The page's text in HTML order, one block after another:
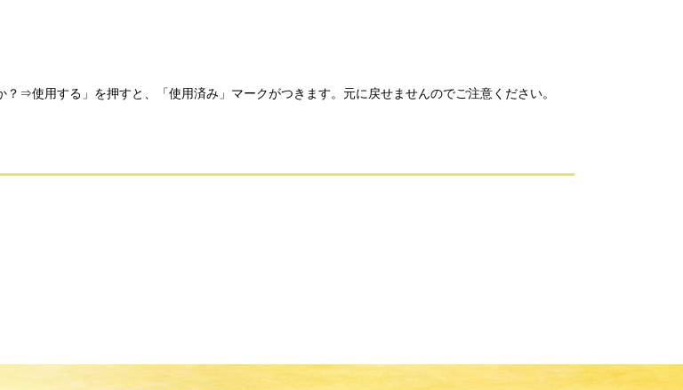
⇒使用する」を押すと、「使用済み」マークがつきます。元に戻せませんのでご注意ください。